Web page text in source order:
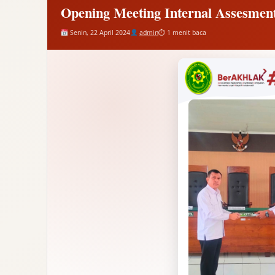
Opening Meeting Internal
Senin, 22 April 2024 admin⏱ 1 menit baca